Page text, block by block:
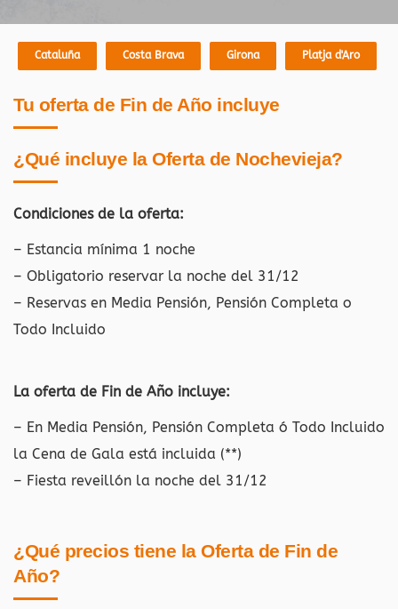
Cataluña Costa Brava Girona Platja d'Aro
Tu oferta de Fin de Año incluye
¿Qué incluye la Oferta de Nochevieja?
Condiciones de la oferta:
– Estancia mínima 1 noche
– Obligatorio reservar la noche del 31/12
– Reservas en Media Pensión, Pensión Completa o
Todo Incluido
La oferta de Fin de Año incluye:
– En Media Pensión, Pensión Completa ó Todo Incluido
la Cena de Gala está incluida (**)
– Fiesta reveillón la noche del 31/12
¿Qué precios tiene la Oferta de Fin de
Año?